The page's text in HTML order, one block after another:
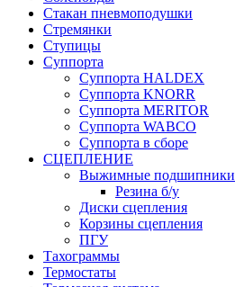
Стакан пневмоподушки
Стремянки
Ступицы
Суппорта
Суппорта HALDEX
Суппорта KNORR
Суппорта MERITOR
Суппорта WABCO
Суппорта в сборе
СЦЕПЛЕНИЕ
Выжимные подшипники
Резина б/у
Диски сцепления
Корзины сцепления
ПГУ
Тахограммы
Термостаты